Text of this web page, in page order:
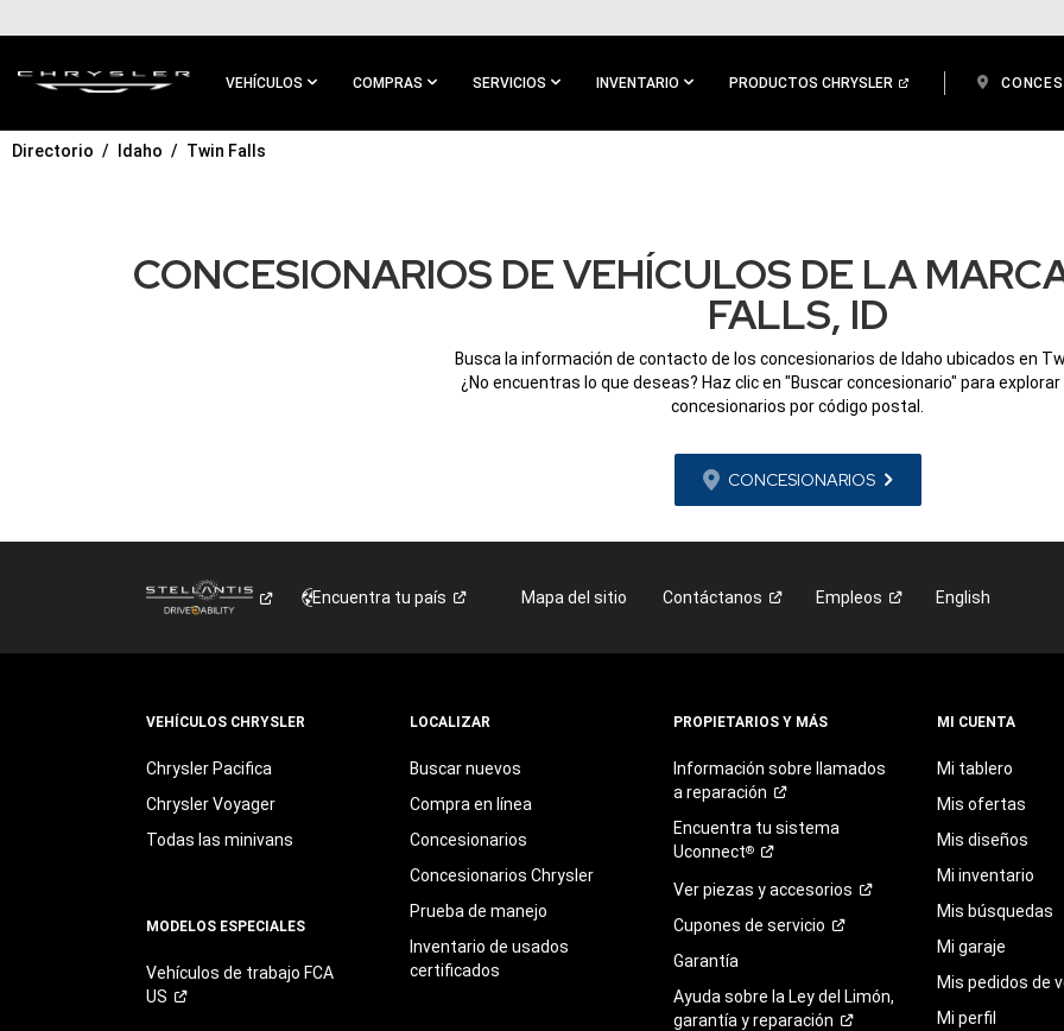
CONTENIDO
VEHÍCULOS COMPRAS SERVICIOS INVENTARIO PRODUCTOS CHRYSLER
IR A
Directorio Idaho Twin Falls
CONCESIONARIOS DE VEHÍCULOS DE LA
FALLS, ID
Busca la información de contacto de los concesionarios de Idaho ubicados en
¿No encuentras lo que deseas? Haz clic en "Buscar concesionario" para
concesionarios por código postal.
CONCESIONARIOS
Encuentra tu país Mapa del sitio Contáctanos Empleos English
VEHÍCULOS CHRYSLER
Chrysler Pacifica
Chrysler Voyager
Todas las minivans
MODELOS ESPECIALES
Vehículos de trabajo FCA
US
LOCALIZAR
Buscar nuevos
Compra en línea
Concesionarios
Concesionarios Chrysler
Prueba de manejo
Inventario de usados
certificados
PROPIETARIOS Y MÁS
Información sobre llamados
a reparación
Encuentra tu sistema
Uconnect®
Ver piezas yaccesorios
Cupones de servicio
Garantía
Ayuda sobre la Ley del Limón,
garantía yreparación
MI CUENTA
Mi tablero
Mis ofertas
Mis diseños
Mi inventario
Mis búsquedas
Mi garaje
Mis pedidos de
Mi perfil